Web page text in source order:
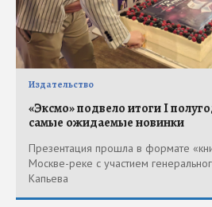
Издательство
«Эксмо» подвело итоги I
самые ожидаемые новинки
Презентация прошла в формате
Москве-реке с участием
Капьева